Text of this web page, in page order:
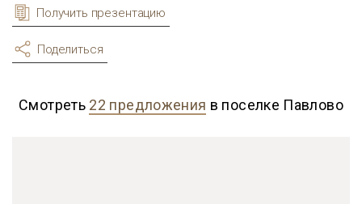
Получить презентацию
Поделиться
Смотреть 22 предложения в поселке Павлово